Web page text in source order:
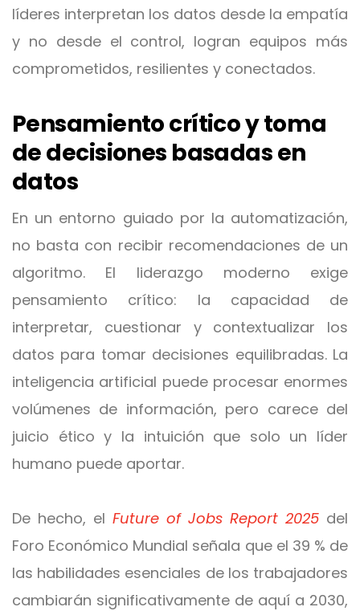
líderes interpretan los datos desde la empatía
y no desde el control, logran equipos más
comprometidos, resilientes y conectados.
Pensamiento crítico y toma
de decisiones basadas en
datos
En un entorno guiado por la automatización,
no basta con recibir recomendaciones de un
algoritmo. El liderazgo moderno exige
pensamiento crítico: la capacidad de
interpretar, cuestionar y contextualizar los
datos para tomar decisiones equilibradas. La
inteligencia artificial puede procesar enormes
volúmenes de información, pero carece del
juicio ético y la intuición que solo un líder
humano puede aportar.
De hecho, el Future of Jobs Report 2025 del
Foro Económico Mundial señala que el 39 % de
las habilidades esenciales de los trabajadores
cambiarán significativamente de aquí a 2030,